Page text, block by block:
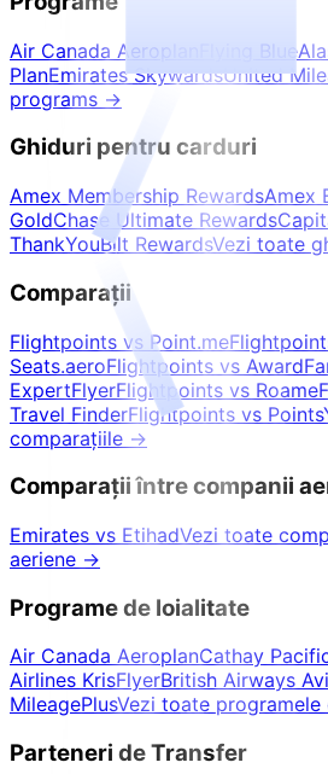
Air Canada Aeroplan Flying Blue
PlanEmirates SkywardsUnited
programs →
Ghiduri pentru carduri
Amex Membership RewardsAmex
GoldChase Ultimate Rewards
ThankYouBilt RewardsVezi toate
Comparații
Flightpoints vs Point.me
Seats.aeroFlightpoints vs
ExpertFlyerFlightpoints vs Roame
Travel FinderFlightpoints vs
comparațiile →
Comparații între companii
Emirates vs EtihadVezi toate
aeriene →
Programe de loialitate
Air Canada AeroplanCathay
Airlines KrisFlyerBritish Airways
MileagePlusVezi toate
Parteneri de Transfer